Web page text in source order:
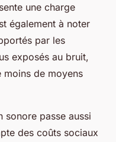
une charge
également à noter
par les
exposés au bruit,
de moyens
sonore passe aussi
des coûts sociaux